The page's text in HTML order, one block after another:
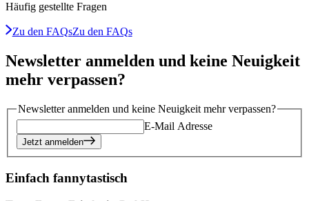
Häufig gestellte Fragen
Zu den FAQsZu den FAQs
Newsletter anmelden und keine Neuigkeit
mehr verpassen?
Newsletter anmelden und keine Neuigkeit mehr verpassen?
E-Mail Adresse
Jetzt anmelden
Einfach fannytastisch